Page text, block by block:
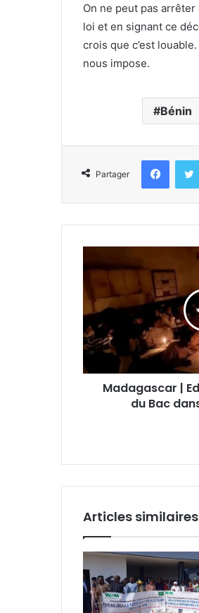
On ne peut pas
loi et en signant ce
crois que c’est
nous impose.
Bénin
Partager
Madagascar |
du Bac
Articles similaires